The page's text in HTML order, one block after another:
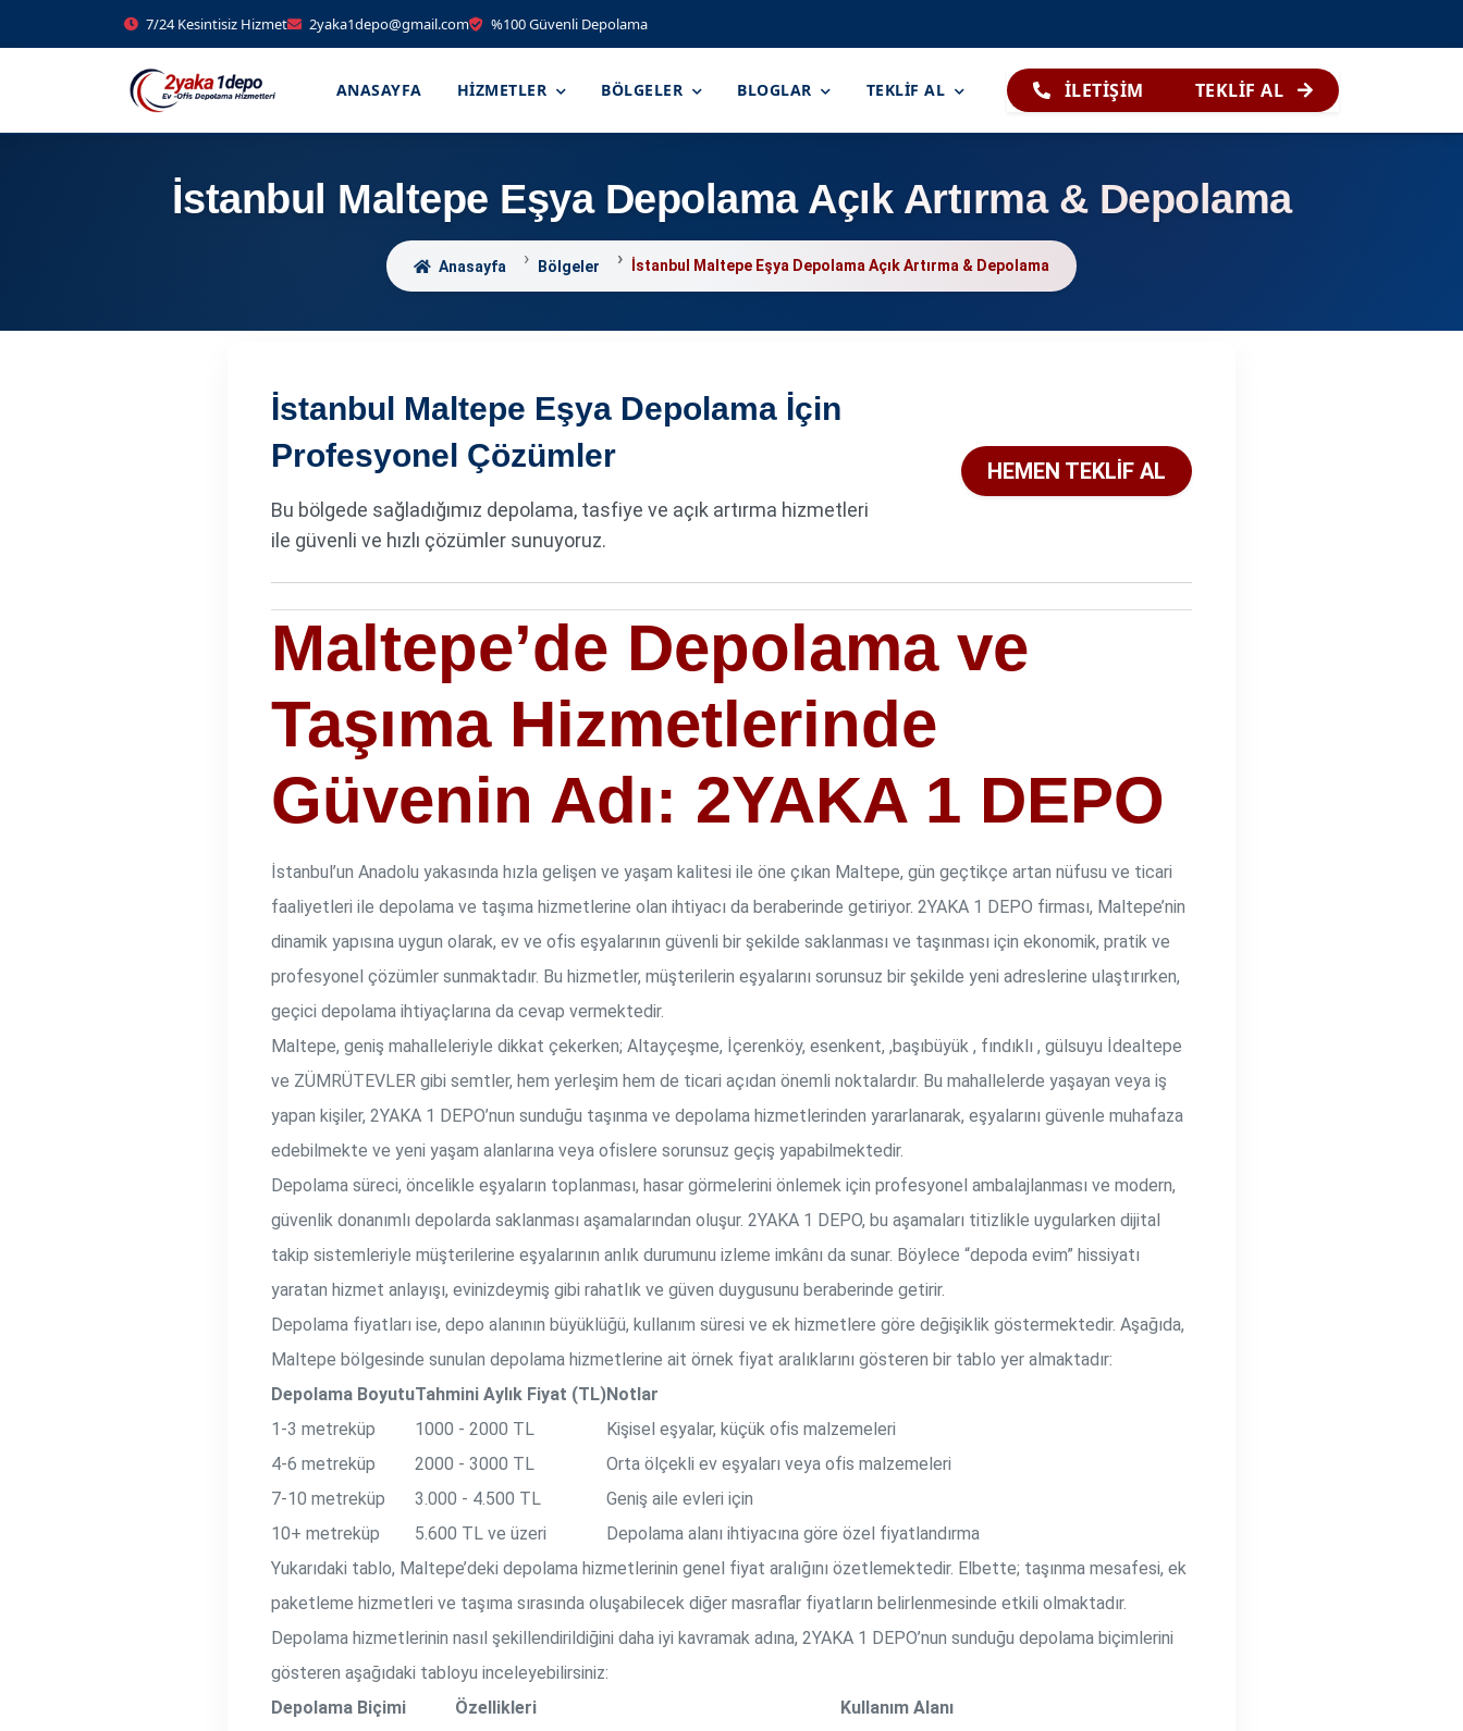
7/24 Kesintisiz Hizmet 2yaka1depo@gmail.com %100 Güvenli Depolama
ANASAYFA HIZMETLER BÖLGELER BLOGLAR TEKLIF AL İLETİŞİM TEKLİF AL
İstanbul Maltepe Eşya Depolama Açık Artırma & Depolama
Anasayfa Bölgeler İstanbul Maltepe Eşya Depolama Açık Artırma & Depolama
İstanbul Maltepe Eşya Depolama İçin
Profesyonel Çözümler
Bu bölgede sağladığımız depolama, tasfiye ve açık artırma hizmetleri
ile güvenli ve hızlı çözümler sunuyoruz.
HEMEN TEKLİF AL
Maltepe’de Depolama ve
Taşıma Hizmetlerinde
Güvenin Adı: 2YAKA 1 DEPO
İstanbul’un Anadolu yakasında hızla gelişen ve yaşam kalitesi ile öne çıkan Maltepe, gün geçtikçe artan nüfusu ve ticari
faaliyetleri ile depolama ve taşıma hizmetlerine olan ihtiyacı da beraberinde getiriyor. 2YAKA 1 DEPO firması, Maltepe’nin
dinamik yapısına uygun olarak, ev ve ofis eşyalarının güvenli bir şekilde saklanması ve taşınması için ekonomik, pratik ve
profesyonel çözümler sunmaktadır. Bu hizmetler, müşterilerin eşyalarını sorunsuz bir şekilde yeni adreslerine ulaştırırken,
geçici depolama ihtiyaçlarına da cevap vermektedir.
Maltepe, geniş mahalleleriyle dikkat çekerken; Altayçeşme, İçerenköy, esenkent, ,başıbüyük , fındıklı , gülsuyu İdealtepe
ve ZÜMRÜTEVLER gibi semtler, hem yerleşim hem de ticari açıdan önemli noktalardır. Bu mahallelerde yaşayan veya iş
yapan kişiler, 2YAKA 1 DEPO’nun sunduğu taşınma ve depolama hizmetlerinden yararlanarak, eşyalarını güvenle muhafaza
edebilmekte ve yeni yaşam alanlarına veya ofislere sorunsuz geçiş yapabilmektedir.
Depolama süreci, öncelikle eşyaların toplanması, hasar görmelerini önlemek için profesyonel ambalajlanması ve modern,
güvenlik donanımlı depolarda saklanması aşamalarından oluşur. 2YAKA 1 DEPO, bu aşamaları titizlikle uygularken dijital
takip sistemleriyle müşterilerine eşyalarının anlık durumunu izleme imkânı da sunar. Böylece “depoda evim” hissiyatı
yaratan hizmet anlayışı, evinizdeymiş gibi rahatlık ve güven duygusunu beraberinde getirir.
Depolama fiyatları ise, depo alanının büyüklüğü, kullanım süresi ve ek hizmetlere göre değişiklik göstermektedir. Aşağıda,
Maltepe bölgesinde sunulan depolama hizmetlerine ait örnek fiyat aralıklarını gösteren bir tablo yer almaktadır:
Depolama BoyutuTahmini Aylık Fiyat (TL)Notlar
1-3 metreküp
1000 - 2000 TL
Kişisel eşyalar, küçük ofis malzemeleri
4-6 metreküp
2000 - 3000 TL
Orta ölçekli ev eşyaları veya ofis malzemeleri
7-10 metreküp
3.000 - 4.500 TL
Geniş aile evleri için
10+ metreküp
5.600 TL ve üzeri
Depolama alanı ihtiyacına göre özel fiyatlandırma
Yukarıdaki tablo, Maltepe’deki depolama hizmetlerinin genel fiyat aralığını özetlemektedir. Elbette; taşınma mesafesi, ek
paketleme hizmetleri ve taşıma sırasında oluşabilecek diğer masraflar fiyatların belirlenmesinde etkili olmaktadır.
Depolama hizmetlerinin nasıl şekillendirildiğini daha iyi kavramak adına, 2YAKA 1 DEPO’nun sunduğu depolama biçimlerini
gösteren aşağıdaki tabloyu inceleyebilirsiniz:
Depolama Biçimi
Özellikleri
Kullanım Alanı